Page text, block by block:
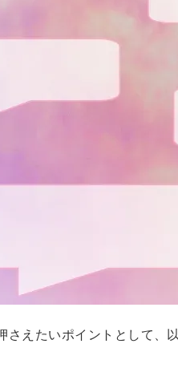
えたいポイントとして、